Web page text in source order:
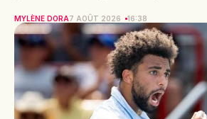
MYLÈNE DORA7 AOÛT 2026 16:38